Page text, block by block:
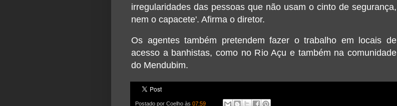
irregularidades das pessoas que não usam o cinto de segurança,
nem o capacete'. Afirma o diretor.
Os agentes também pretendem fazer o trabalho em locais de
acesso a banhistas, como no Rio Açu e também na comunidade
do Mendubim.
Postado por Coelho às 07:59